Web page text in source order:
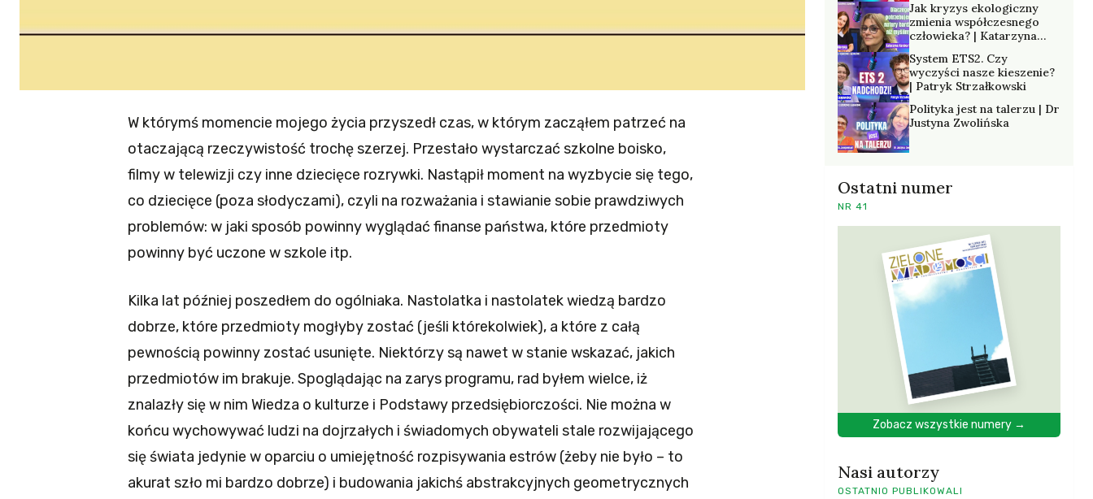
W którymś momencie mojego życia przyszedł czas, w którym zacząłem patrzeć na
otaczającą rzeczywistość trochę szerzej. Przestało wystarczać szkolne boisko,
filmy w telewizji czy inne dziecięce rozrywki. Nastąpił moment na wyzbycie się tego,
co dziecięce (poza słodyczami), czyli na rozważania i stawianie sobie prawdziwych
problemów: w jaki sposób powinny wyglądać finanse państwa, które przedmioty
powinny być uczone w szkole itp.
Kilka lat później poszedłem do ogólniaka. Nastolatka i nastolatek wiedzą bardzo
dobrze, które przedmioty mogłyby zostać (jeśli którekolwiek), a które z całą
pewnością powinny zostać usunięte. Niektórzy są nawet w stanie wskazać, jakich
przedmiotów im brakuje. Spoglądając na zarys programu, rad byłem wielce, iż
znalazły się w nim Wiedza o kulturze i Podstawy przedsiębiorczości. Nie można w
końcu wychowywać ludzi na dojrzałych i świadomych obywateli stale rozwijającego
się świata jedynie w oparciu o umiejętność rozpisywania estrów (żeby nie było – to
akurat szło mi bardzo dobrze) i budowania jakichś abstrakcyjnych geometrycznych
Jak kryzys ekologiczny
zmienia współczesnego
człowieka? | Katarzyna
System ETS2. Czy
wyczyści nasze kieszenie?
| Patryk Strzałkowski
Polityka jest na talerzu | Dr
Justyna Zwolińska
Ostatni numer
NR 41
Zobacz wszystkie numery →
Nasi autorzy
OSTATNIO PUBLIKOWALI